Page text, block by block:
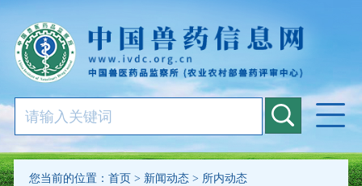
您当前的位置： 首页> 新闻动态> 所内动态